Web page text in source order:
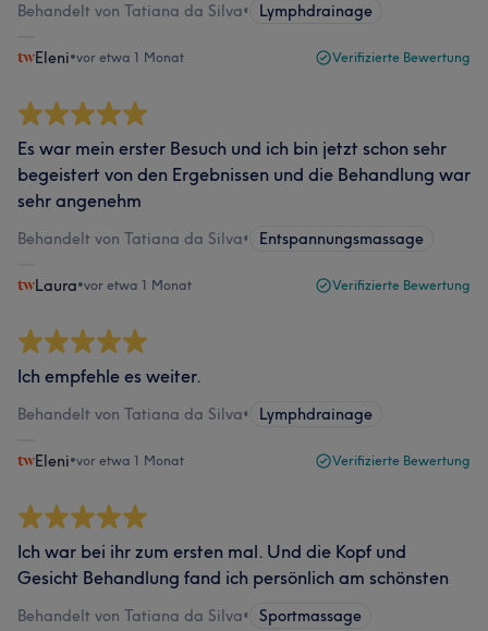
Behandelt von Tatiana da Silva• Lymphdrainage
Eleni•vor etwa 1 Monat Verifizierte Bewertung
Es war mein erster Besuch und ich bin jetzt schon sehr
begeistert von den Ergebnissen und die Behandlung war
sehr angenehm
Behandelt von Tatiana da Silva• Entspannungsmassage
Laura•vor etwa 1 Monat Verifizierte Bewertung
Ich empfehle es weiter.
Behandelt von Tatiana da Silva• Lymphdrainage
Eleni•vor etwa 1 Monat Verifizierte Bewertung
Ich war bei ihr zum ersten mal. Und die Kopf und
Gesicht Behandlung fand ich persönlich am schönsten
Behandelt von Tatiana da Silva• Sportmassage